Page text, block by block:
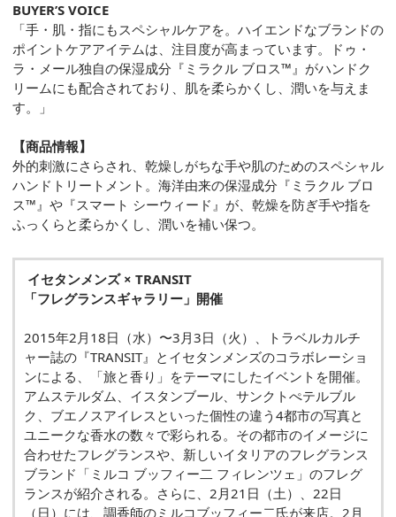
BUYER’S VOICE
「手・肌・指にもスペシャルケアを。ハイエンドなブランドの
ポイントケアアイテムは、注目度が高まっています。ドゥ・
ラ・メール独自の保湿成分『ミラクル ブロス™』がハンドク
リームにも配合されており、肌を柔らかくし、潤いを与えま
す。」
【商品情報】
外的刺激にさらされ、乾燥しがちな手や肌のためのスペシャル
ハンドトリートメント。海洋由来の保湿成分『ミラクル ブロ
ス™』や『スマート シーウィード』が、乾燥を防ぎ手や指を
ふっくらと柔らかくし、潤いを補い保つ。
イセタンメンズ × TRANSIT
「フレグランスギャラリー」開催
2015年2月18日（水）〜3月3日（火）、トラベルカルチ
ャー誌の『TRANSIT』とイセタンメンズのコラボレーショ
ンによる、「旅と香り」をテーマにしたイベントを開催。
アムステルダム、イスタンブール、サンクトぺテルブル
ク、ブエノスアイレスといった個性の違う4都市の写真と
ユニークな香水の数々で彩られる。その都市のイメージに
合わせたフレグランスや、新しいイタリアのフレグランス
ブランド「ミルコ ブッフィー二 フィレンツェ」のフレグ
ランスが紹介される。さらに、2月21日（土）、22日
（日）には、調香師のミルコブッフィー二氏が来店。2月